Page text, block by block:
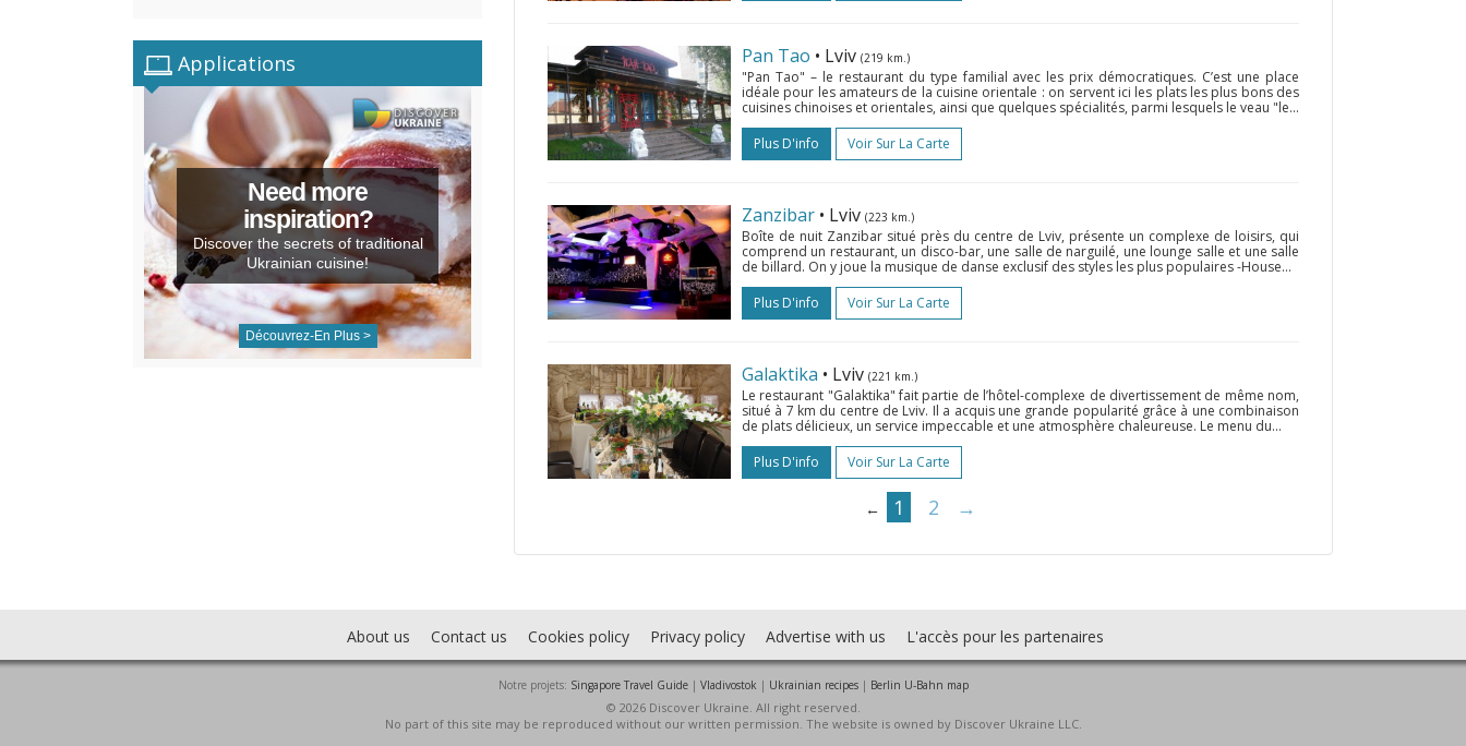
Applications
Need more
inspiration?
Discover the secrets of traditional
Ukrainian cuisine!
Découvrez-En Plus >
Pan Tao • Lviv (219 km.)
"Pan Tao" – le restaurant du type familial avec les prix démocratiques. C’est une place
idéale pour les amateurs de la cuisine orientale : on servent ici les plats les plus bons des
cuisines chinoises et orientales, ainsi que quelques spécialités, parmi lesquels le veau "le...
Plus D'info
Voir Sur La Carte
Zanzibar • Lviv (223 km.)
Boîte de nuit Zanzibar situé près du centre de Lviv, présente un complexe de loisirs, qui
comprend un restaurant, un disco-bar, une salle de narguilé, une lounge salle et une salle
de billard. On y joue la musique de danse exclusif des styles les plus populaires -House...
Plus D'info
Voir Sur La Carte
Galaktika • Lviv (221 km.)
Le restaurant "Galaktika" fait partie de l’hôtel-complexe de divertissement de même nom,
situé à 7 km du centre de Lviv. Il a acquis une grande popularité grâce à une combinaison
de plats délicieux, un service impeccable et une atmosphère chaleureuse. Le menu du...
Plus D'info
Voir Sur La Carte
← 1 2 →
About us Contact us Cookies policy Privacy policy Advertise with us L'accès pour les partenaires
Notre projets: Singapore Travel Guide| Vladivostok | Ukrainian recipes| Berlin U-Bahn map
© 2026 Discover Ukraine. All right reserved.
No part of this site may be reproduced without our written permission. The website is owned by Discover Ukraine LLC.